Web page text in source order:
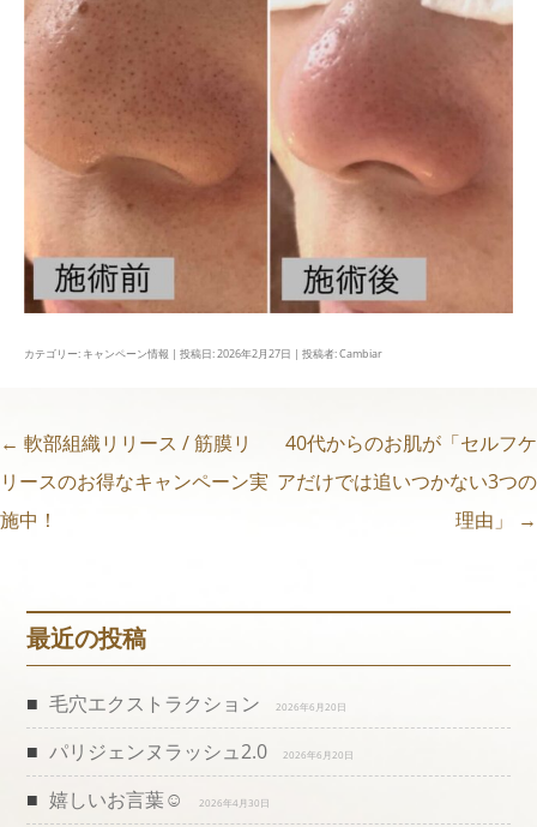
カテゴリー: キャンペーン情報 | 投稿日:2026年2月27日 | 投稿者:Cambiar
投
稿
ー
シ
← 軟部組織リリース / 筋膜リ
リースのお得なキャンペーン実
施中！
40代からのお肌が「セルフケ
アだけでは追いつかない3つの
理由」
→
最近の投稿
毛穴エクストラクション 2026年6月20日
パリジェンヌラッシュ2.0 2026年6月20日
嬉しいお言葉☺️ 2026年4月30日